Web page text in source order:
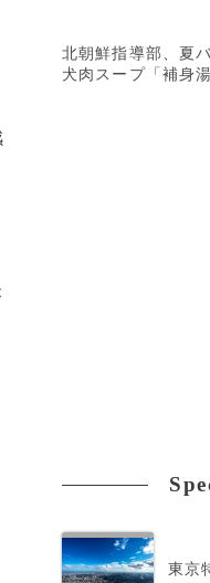
北朝鮮指導部、夏
犬肉スープ「補身
東京